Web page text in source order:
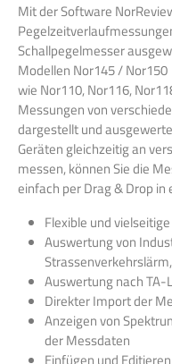
Mit der Software
Schallpegelmesser
Modellen Nor145 /
wie Nor110, Nor116,
Messungen von
dargestellt und
Geräten gleichzeitig an
messen, können Sie die
einfach per Drag & Drop
Flexible und
Auswertung von
Auswertung nach TA-
Direkter Import der
Anzeigen von
der Messdaten